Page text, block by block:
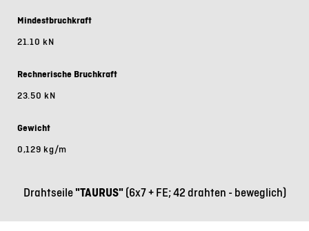
Mindestbruchkraft
21.10 kN
Rechnerische Bruchkraft
23.50 kN
Gewicht
0,129 kg/m
Drahtseile"TAURUS"(6x7 + FE; 42 drahten - beweglich)